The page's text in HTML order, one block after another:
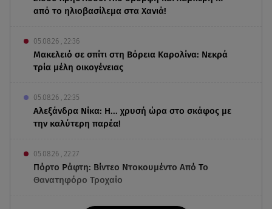
από το ηλιοβασίλεμα στα Χανιά!
05.08.26 , 22:36
Μακελειό σε σπίτι στη Βόρεια Καρολίνα: Νεκρά
τρία μέλη οικογένειας
05.08.26 , 22:35
Αλεξάνδρα Νίκα: Η... χρυσή ώρα στο σκάφος με
την καλύτερη παρέα!
05.08.26 , 22:27
Πόρτο Ράφτη: Bίντεο Ντοκουμέντο Από Το
Θανατηφόρο Τροχαίο